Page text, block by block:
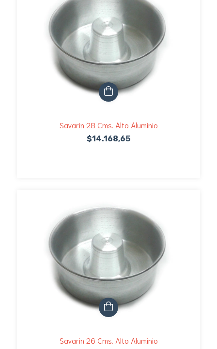
Savarin 28 Cms. Alto Aluminio
$14.168,65
Savarin 26 Cms. Alto Aluminio